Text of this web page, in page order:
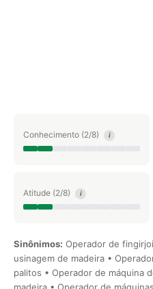
Conhecimento (2/8) i
Atitude (2/8) i
Sinônimos: Operador de
usinagem de madeira •
palitos • Operador de máquina